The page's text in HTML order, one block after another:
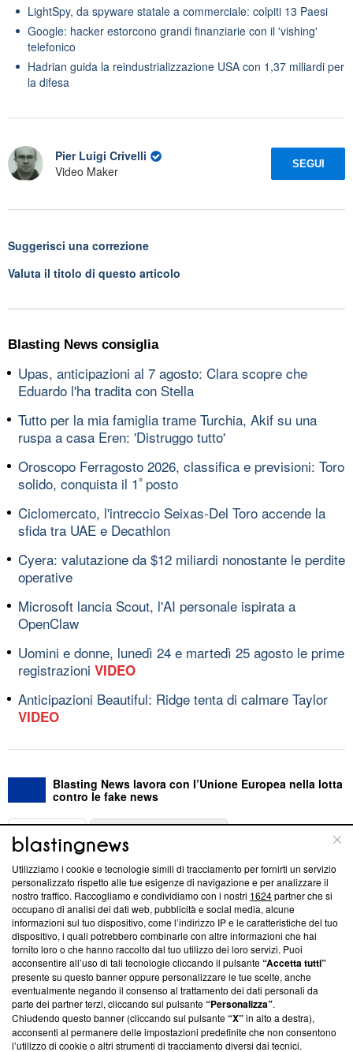
LightSpy, da spyware statale a commerciale: colpiti 13 Paesi
Google: hacker estorcono grandi finanziarie con il 'vishing'
telefonico
Hadrian guida la reindustrializzazione USA con 1,37 miliardi per
la difesa
Pier Luigi Crivelli
Video Maker
SEGUI
Suggerisci una correzione
Valuta il titolo di questo articolo
Blasting News consiglia
Upas, anticipazioni al 7 agosto: Clara scopre che
Eduardo l'ha tradita con Stella
Tutto per la mia famiglia trame Turchia, Akif su una
ruspa a casa Eren: 'Distruggo tutto'
Oroscopo Ferragosto 2026, classifica e previsioni: Toro
solido, conquista il 1ﾟposto
Ciclomercato, l'intreccio Seixas-Del Toro accende la
sfida tra UAE e Decathlon
Cyera: valutazione da $12 miliardi nonostante le perdite
operative
Microsoft lancia Scout, l'AI personale ispirata a
OpenClaw
Uomini e donne, lunedì 24 e martedì 25 agosto le prime
registrazioni VIDEO
Anticipazioni Beautiful: Ridge tenta di calmare Taylor
VIDEO
Blasting News lavora con l’Unione Europea nella lotta
contro le fake news
ABOUT
Questa sezione offre informazioni trasparenti su Blasting
News, sui nostri processi editoriali e su come ci impegniamo a
creare news di qualità. Inoltre, afferma la nostra aderenza a
‘Trust Project - News with Integrity’Blasting News non è
ancora membro del programma, ma ha richiesto di farne
parte; Trust Project non ha ancora effettuato una verifica di
conformità agli standard.
Su di noi
Team editoriale
Utilizziamo i cookie e tecnologie simili di tracciamento per fornirti un servizio
personalizzato rispetto alle tue esigenze di navigazione e per analizzare il
nostro traffico. Raccogliamo e condividiamo con i nostri 1624partner che si
occupano di analisi dei dati web, pubblicità e social media, alcune
informazioni sul tuo dispositivo, come l’indirizzo IP e le caratteristiche del tuo
dispositivo, i quali potrebbero combinarle con altre informazioni che hai
fornito loro o che hanno raccolto dal tuo utilizzo dei loro servizi. Puoi
acconsentire all’uso di tali tecnologie cliccando il pulsante“Accetta tutti”
presente su questo banner oppure personalizzare le tue scelte, anche
eventualmente negando il consenso al trattamento dei dati personali da
parte dei partner terzi, cliccando sul pulsante“Personalizza”.
Chiudendo questo banner (cliccando sul pulsante“X”in alto a destra),
acconsenti al permanere delle impostazioni predefinite che non consentono
l’utilizzo di cookie o altri strumenti di tracciamento diversi dai tecnici.